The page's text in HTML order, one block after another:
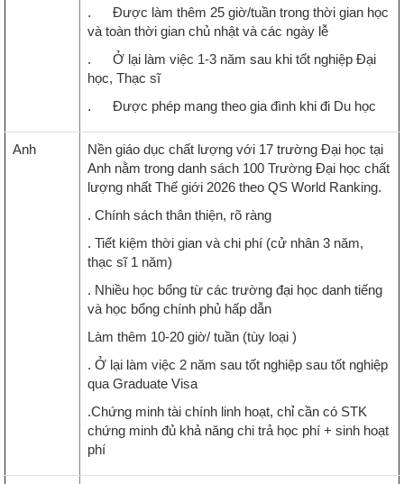
. Được làm thêm 25 giờ/tuần trong thời gian học
và toàn thời gian chủ nhật và các ngày lễ
. Ở lại làm việc 1-3 năm sau khi tốt nghiệp Đại
học, Thạc sĩ
. Được phép mang theo gia đình khi đi Du học
Anh
Nền giáo dục chất lượng với 17 trường Đại học tại
Anh nằm trong danh sách 100 Trường Đại học chất
lượng nhất Thế giới 2026 theo QS World Ranking.
. Chính sách thân thiện, rõ ràng
. Tiết kiệm thời gian và chi phí (cử nhân 3 năm,
thạc sĩ 1 năm)
. Nhiều học bổng từ các trường đại học danh tiếng
và học bổng chính phủ hấp dẫn
Làm thêm 10-20 giờ/ tuần (tùy loại )
. Ở lại làm việc 2 năm sau tốt nghiệp sau tốt nghiệp
qua Graduate Visa
.Chứng minh tài chính linh hoạt, chỉ cần có STK
chứng minh đủ khả năng chi trả học phí + sinh hoạt
phí